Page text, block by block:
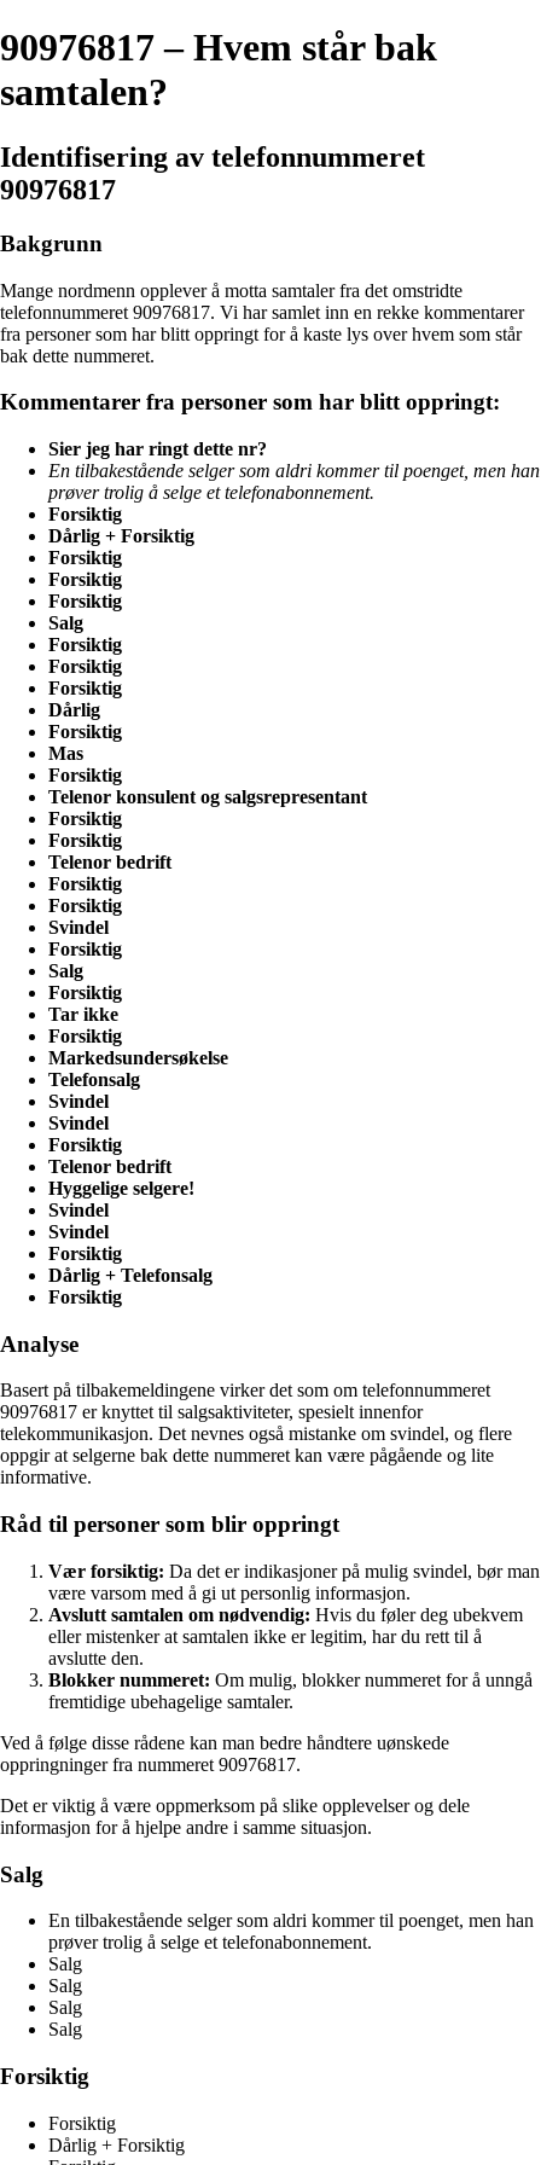
90976817 – Hvem står bak
samtalen?
Identifisering av telefonnummeret
90976817
Bakgrunn
Mange nordmenn opplever å motta samtaler fra det omstridte
telefonnummeret 90976817. Vi har samlet inn en rekke kommentarer
fra personer som har blitt oppringt for å kaste lys over hvem som står
bak dette nummeret.
Kommentarer fra personer som har blitt oppringt:
Sier jeg har ringt dette nr?
En tilbakestående selger som aldri kommer til poenget, men han
prøver trolig å selge et telefonabonnement.
Forsiktig
Dårlig + Forsiktig
Forsiktig
Forsiktig
Forsiktig
Salg
Forsiktig
Forsiktig
Forsiktig
Dårlig
Forsiktig
Mas
Forsiktig
Telenor konsulent og salgsrepresentant
Forsiktig
Forsiktig
Telenor bedrift
Forsiktig
Forsiktig
Svindel
Forsiktig
Salg
Forsiktig
Tar ikke
Forsiktig
Markedsundersøkelse
Telefonsalg
Svindel
Svindel
Forsiktig
Telenor bedrift
Hyggelige selgere!
Svindel
Svindel
Forsiktig
Dårlig + Telefonsalg
Forsiktig
Analyse
Basert på tilbakemeldingene virker det som om telefonnummeret
90976817 er knyttet til salgsaktiviteter, spesielt innenfor
telekommunikasjon. Det nevnes også mistanke om svindel, og flere
oppgir at selgerne bak dette nummeret kan være pågående og lite
informative.
Råd til personer som blir oppringt
Vær forsiktig: Da det er indikasjoner på mulig svindel, bør man
være varsom med å gi ut personlig informasjon.
Avslutt samtalen om nødvendig: Hvis du føler deg ubekvem
eller mistenker at samtalen ikke er legitim, har du rett til å
avslutte den.
Blokker nummeret: Om mulig, blokker nummeret for å unngå
fremtidige ubehagelige samtaler.
Ved å følge disse rådene kan man bedre håndtere uønskede
oppringninger fra nummeret 90976817.
Det er viktig å være oppmerksom på slike opplevelser og dele
informasjon for å hjelpe andre i samme situasjon.
Salg
En tilbakestående selger som aldri kommer til poenget, men han
prøver trolig å selge et telefonabonnement.
Salg
Salg
Salg
Salg
Forsiktig
Forsiktig
Dårlig + Forsiktig